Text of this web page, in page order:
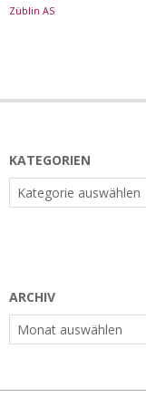
Züblin AS
KATEGORIEN
Kategorien
ARCHIV
Archiv